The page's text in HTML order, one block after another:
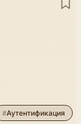
#Аутентификация